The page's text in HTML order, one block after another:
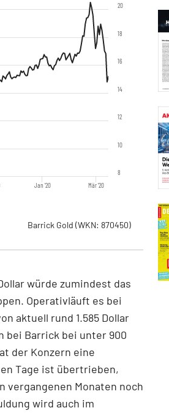
Jan '20 Mär '20
8
10
12
14
16
18
20
Barrick Gold (WKN: 870450)
würde zumindest das
Operativläuft es bei
aktuell rund 1.585 Dollar
bei Barrick bei unter 900
der Konzern eine
Tage ist übertrieben,
vergangenen Monaten noch
wird auch im